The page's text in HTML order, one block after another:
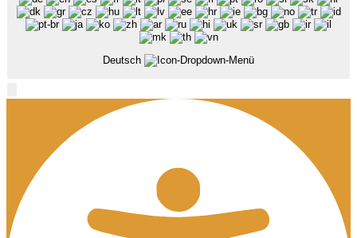
Deutsch